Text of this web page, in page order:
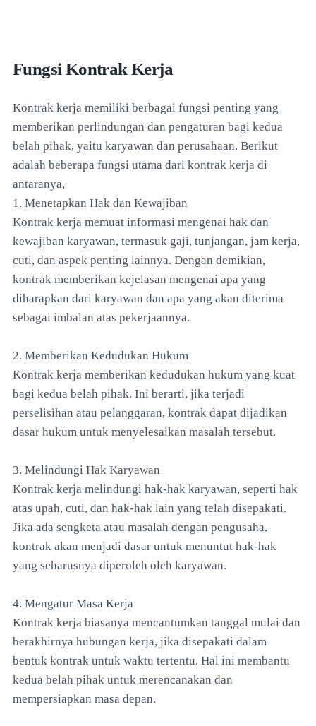
Fungsi Kontrak Kerja
Kontrak kerja memiliki berbagai fungsi penting yang
memberikan perlindungan dan pengaturan bagi kedua
belah pihak, yaitu karyawan dan perusahaan. Berikut
adalah beberapa fungsi utama dari kontrak kerja di
antaranya,
1. Menetapkan Hak dan Kewajiban
Kontrak kerja memuat informasi mengenai hak dan
kewajiban karyawan, termasuk gaji, tunjangan, jam kerja,
cuti, dan aspek penting lainnya. Dengan demikian,
kontrak memberikan kejelasan mengenai apa yang
diharapkan dari karyawan dan apa yang akan diterima
sebagai imbalan atas pekerjaannya.
2. Memberikan Kedudukan Hukum
Kontrak kerja memberikan kedudukan hukum yang kuat
bagi kedua belah pihak. Ini berarti, jika terjadi
perselisihan atau pelanggaran, kontrak dapat dijadikan
dasar hukum untuk menyelesaikan masalah tersebut.
3. Melindungi Hak Karyawan
Kontrak kerja melindungi hak-hak karyawan, seperti hak
atas upah, cuti, dan hak-hak lain yang telah disepakati.
Jika ada sengketa atau masalah dengan pengusaha,
kontrak akan menjadi dasar untuk menuntut hak-hak
yang seharusnya diperoleh oleh karyawan.
4. Mengatur Masa Kerja
Kontrak kerja biasanya mencantumkan tanggal mulai dan
berakhirnya hubungan kerja, jika disepakati dalam
bentuk kontrak untuk waktu tertentu. Hal ini membantu
kedua belah pihak untuk merencanakan dan
mempersiapkan masa depan.